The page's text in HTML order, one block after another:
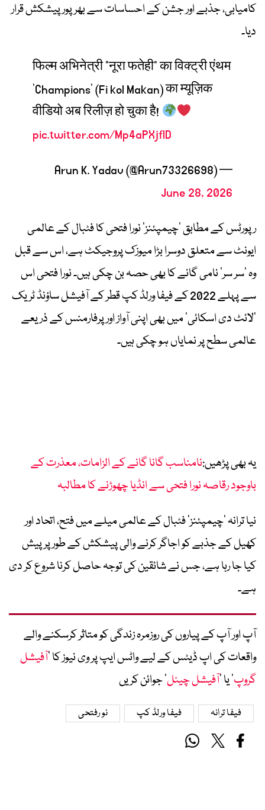
کامیابی، جذبے اور جشن کے احساسات سے بھرپور پیشکش قرار
دیا۔
फिल्म अभिनेत्री "नूरा फतेही" का विक्ट्री एंथम
'Champions' (Fi kol Makan) का म्यूज़िक
वीडियो अब रिलीज़ हो चुका है!
pic.twitter.com/Mp4aPXjflD
— Arun K. Yadav (@Arun73326698)
June 28, 2026
رپورٹس کے مطابق ’چیمپئنز‘ نورا فتحی کا فٹبال کے عالمی
ایونٹ سے متعلق دوسرا بڑا میوزک پروجیکٹ ہے، اس سے قبل
وہ ’سر سر‘ نامی گانے کا بھی حصہ بن چکی ہیں۔ نورا فتحی اس
سے پہلے 2022 کے فیفا ورلڈ کپ قطر کے آفیشل ساؤنڈ ٹریک
’لائٹ دی اسکائی‘ میں بھی اپنی آواز اور پرفارمنس کے ذریعے
عالمی سطح پر نمایاں ہو چکی ہیں۔
یہ بھی پڑھیں:نامناسب گانا گانے کے الزامات، معذرت کے
باوجود رقاصہ نورا فتحی سے انڈیا چھوڑنے کا مطالبہ
نیا ترانہ ’چیمپئنز‘ فٹبال کے عالمی میلے میں فتح، اتحاد اور
کھیل کے جذبے کو اجاگر کرنے والی پیشکش کے طور پر پیش
کیا جا رہا ہے، جس نے شائقین کی توجہ حاصل کرنا شروع کر دی
ہے۔
آپ اور آپ کے پیاروں کی روزمرہ زندگی کو متاثر کرسکنے والے
واقعات کی اپ ڈیٹس کے لیے واٹس ایپ پر وی نیوز کا ’آفیشل
گروپ‘ یا ’آفیشل چینل‘ جوائن کریں
فیفا ترانہ فیفا ورلڈ کپ نو رفتحی